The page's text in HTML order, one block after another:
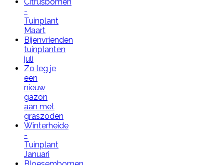
Citrusbomen
-
Tuinplant
Maart
Bijenvrienden
tuinplanten
juli
Zo leg je
een
nieuw
gazon
aan met
graszoden
Winterheide
-
Tuinplant
Januari